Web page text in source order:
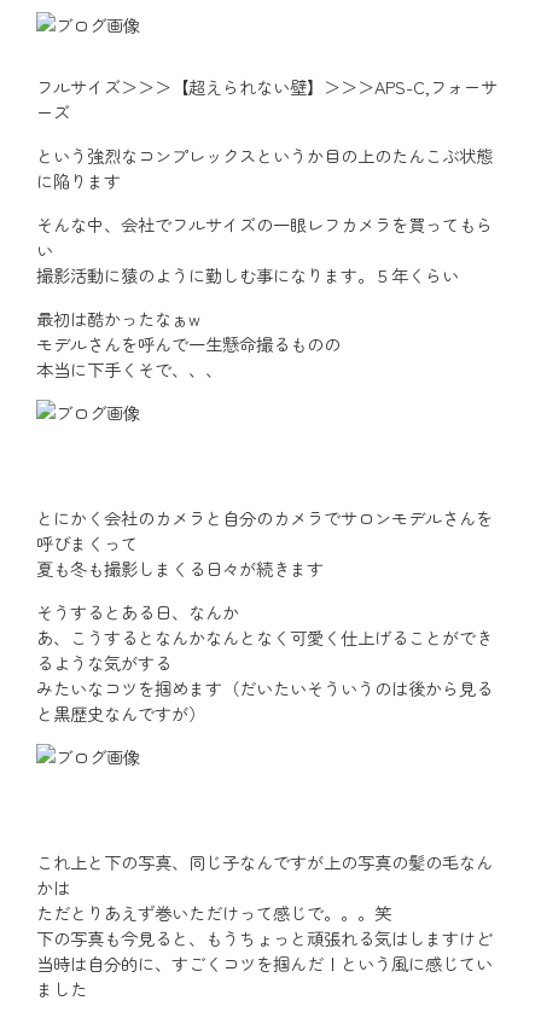
フルサイズ＞＞＞【超えられない壁】＞＞＞APS-C,フォーサ
ーズ
という強烈なコンプレックスというか目の上のたんこぶ状態
に陥ります
そんな中、会社でフルサイズの一眼レフカメラを買ってもら
い
撮影活動に猿のように勤しむ事になります。５年くらい
最初は酷かったなぁw
モデルさんを呼んで一生懸命撮るものの
本当に下手くそで、、、
とにかく会社のカメラと自分のカメラでサロンモデルさんを
呼びまくって
夏も冬も撮影しまくる日々が続きます
そうするとある日、なんか
あ、こうするとなんかなんとなく可愛く仕上げることができ
るような気がする
みたいなコツを掴めます（だいたいそういうのは後から見る
と黒歴史なんですが）
これ上と下の写真、同じ子なんですが上の写真の髪の毛なん
かは
ただとりあえず巻いただけって感じで。。。笑
下の写真も今見ると、もうちょっと頑張れる気はしますけど
当時は自分的に、すごくコツを掴んだ！という風に感じてい
ました